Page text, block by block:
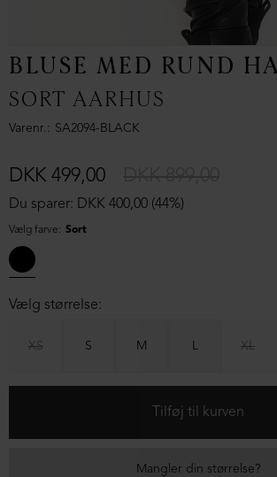
BLUSE MED RUND
SORT AARHUS
Varenr. SA2094-BLACK
Du sparer: DKK 400,00 (44%)
DKK 499,00
Vælg farve: Sort
Vælg størrelse:
XS S M L XL
Mangler din størrelse?